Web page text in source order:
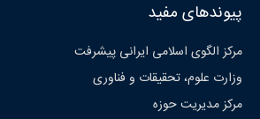
پیوندهای مفید
مرکز الگوی اسلامی ایرانی پیشرفت
وزارت علوم، تحقیقات و فناوری
مرکز مدیریت حوزه